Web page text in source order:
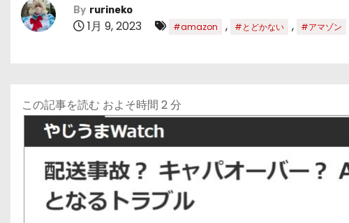
By rurineko
1月 9, 2023 #amazon , #とどかない , #アマゾン
この記事を読む およそ時間 2分